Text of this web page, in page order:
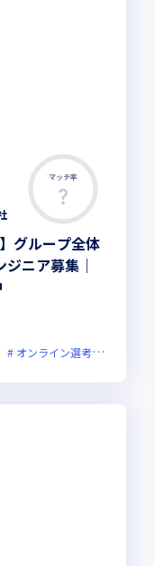
マッチ率
グループ全体
ニア募集｜
オンライン選考可